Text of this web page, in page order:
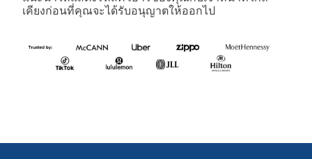
เคียงก่อนที่คุณจะได้รับอนุญาตให้ออกไป